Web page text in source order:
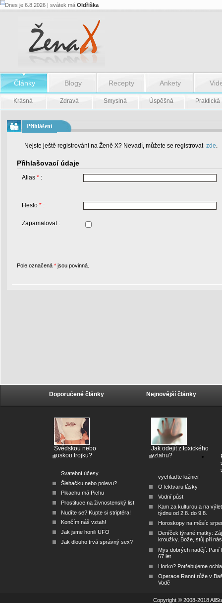
Dnes je 6.8.2026 | svátek má Oldřiška
Články Blogy Recepty Ankety
Krásná Zdravá Smyslná Úspěšná Praktická
Přihlášení
Nejste ještě registrováni na Ženě X? Nevadí, můžete se registrovat zde.
Přihlašovací údaje
Alias * :
Heslo * :
Zapamatovat :
Pole označená * jsou povinná.
Doporučené články
Švédskou nebo
ruskou trojku?
Svatební účesy
Šlehačku nebo polevu?
Pikachu má Pichu
Prostituce na živnostenský list
Nudíte se? Kupte si striptéra!
Končím náš vztah!
Jak jsme honili UFO
Jak dlouho trvá správný sex?
Nejnovější články
Jak odejít z toxického
vztahu?
vychlaďte ložnici!
O lektvaru lásky
Vodní půst
Kam za kulturou a na
týdnu od 2.8. do 9.8.
Horoskopy na měsíc
Deníček týrané matky:
kroužky, Bože, stůj při nás
Mys dobrých nadějí: Paní
67 let
Horko? Potřebujeme
Operace Ranní růže v
Vodě
Copyright © 2008-2018